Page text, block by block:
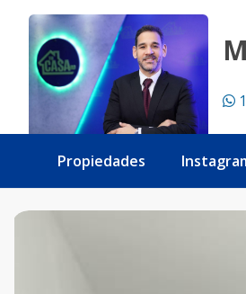
Propiedades
Alquiler en Bella Vista 2 habitaciones